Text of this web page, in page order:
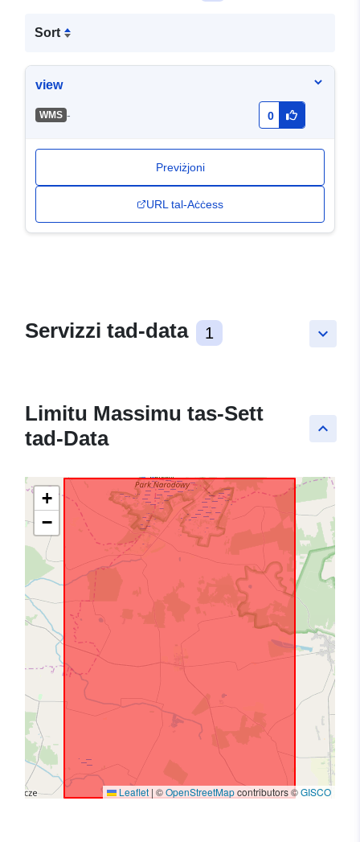
Sort
view
WMS - 0
Previżjoni
URL tal-Aċċess
keyboard_arrow_down
Servizzi tad-data 1
keyboard_arrow_up
Limitu Massimu tas-Sett
tad-Data
+
−
Leaflet | ©OpenStreetMapcontributors ©GISCO